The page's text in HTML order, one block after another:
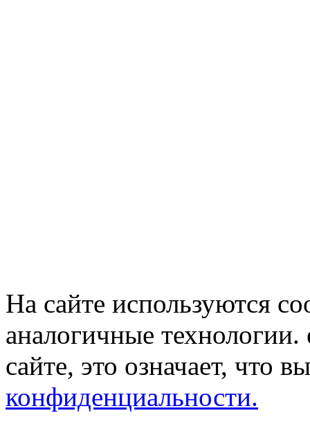
На сайте используются
аналогичные
сайте, это означает, что
конфиденциальности.